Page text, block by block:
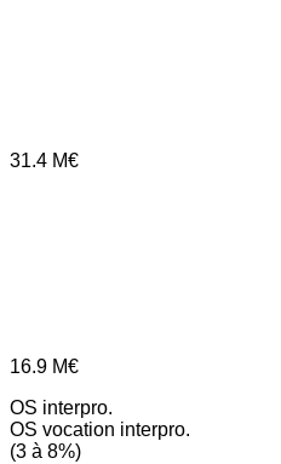
31.4 M€
16.9 M€
OS interpro.
OS vocation interpro.
(3 à 8%)